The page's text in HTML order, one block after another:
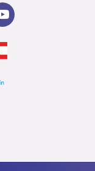
Y
o
t
u
e